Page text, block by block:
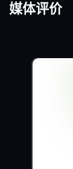
媒体评价